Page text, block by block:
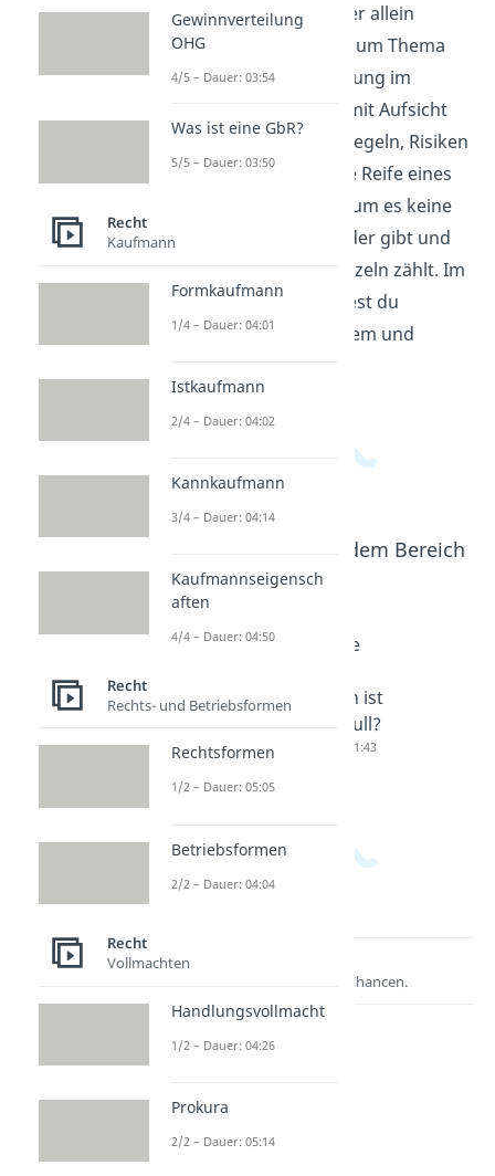
Aufsicht verstehen
Die Frage, ab wann Kinder allein
bleiben können, gehört zum Thema
Aufsicht und Verantwortung im
Familienalltag. Wer sich mit Aufsicht
beschäftigt, schaut auf Regeln, Risiken
und auf das Alter und die Reife eines
feste Grenze für alle Kinder gibt und
warum jede Situation einzeln zählt. Im
findest du
passende Videos zu diesem und
verwandten Themen.
Beliebte Inhalte aus dem Bereich
Ab wann
jugendlic
Wie
darf man
mit 15
Jahren ist
Red Bull?
Lernen lohnt sich!
Entdecke hier deine Chancen.
Gewinnverteilung
OHG
4/5 – Dauer: 03:54
Was ist eine GbR?
5/5 – Dauer: 03:50
Recht
Kaufmann
Formkaufmann
1/4 – Dauer: 04:01
Istkaufmann
2/4 – Dauer: 04:02
Kannkaufmann
3/4 – Dauer: 04:14
Kaufmannseigensch
aften
4/4 – Dauer: 04:50
Recht
Rechts- und Betriebsformen
Rechtsformen
1/2 – Dauer: 05:05
Betriebsformen
2/2 – Dauer: 04:04
Recht
Vollmachten
Handlungsvollmacht
1/2 – Dauer: 04:26
Prokura
2/2 – Dauer: 05:14